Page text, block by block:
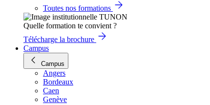
Toutes nos formations
Quelle formation te convient ?
Télécharge la brochure
Campus
Campus
Angers
Bordeaux
Caen
Genève